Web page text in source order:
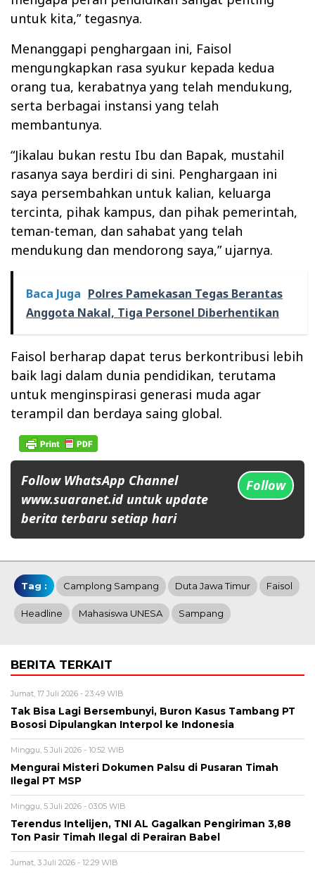
untuk kita,” tegasnya.
Menanggapi penghargaan ini, Faisol
mengungkapkan rasa syukur kepada kedua
orang tua, kerabatnya yang telah mendukung,
serta berbagai instansi yang telah
membantunya.
“Jikalau bukan restu Ibu dan Bapak, mustahil
rasanya saya berdiri di sini. Penghargaan ini
saya persembahkan untuk kalian, keluarga
tercinta, pihak kampus, dan pihak pemerintah,
teman-teman, dan sahabat yang telah
mendukung dan mendorong saya,” ujarnya.
Baca Juga Polres Pamekasan Tegas Berantas
Anggota Nakal, Tiga Personel Diberhentikan
Faisol berharap dapat terus berkontribusi lebih
baik lagi dalam dunia pendidikan, terutama
untuk menginspirasi generasi muda agar
terampil dan berdaya saing global.
Follow WhatsApp Channel
www.suaranet.id untuk update
berita terbaru setiap hari
Follow
Tag : Camplong Sampang Duta Jawa Timur Faisol
Headline Mahasiswa UNESA Sampang
BERITA TERKAIT
Jumat, 17 Juli 2026 - 23:49 WIB
Tak Bisa Lagi Bersembunyi, Buron Kasus Tambang PT
Bososi Dipulangkan Interpol ke Indonesia
Minggu, 5 Juli 2026 - 10:52 WIB
Mengurai Misteri Dokumen Palsu di Pusaran Timah
Ilegal PT MSP
Minggu, 5 Juli 2026 - 03:05 WIB
Terendus Intelijen, TNI AL Gagalkan Pengiriman 3,88
Ton Pasir Timah Ilegal di Perairan Babel
Jumat, 3 Juli 2026 - 12:29 WIB